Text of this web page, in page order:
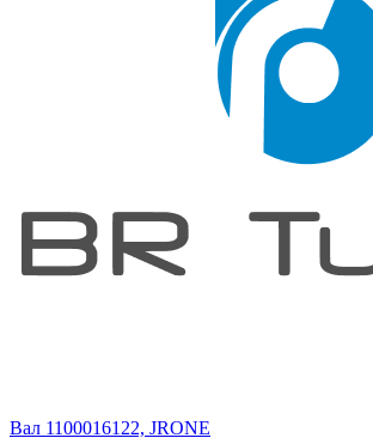
Вал 1100016122, JRONE